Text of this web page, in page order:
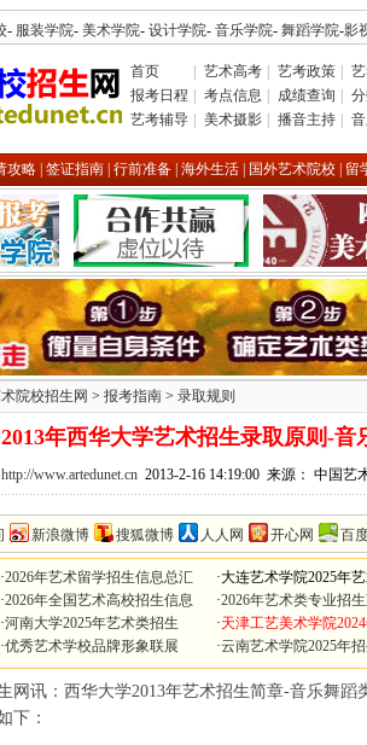
- 服装学院- 美术学院- 设计学院- 音乐学院- 舞蹈学院-影
首页 艺术高考 艺考政策
报考日程
考点信息 成绩查询
艺考辅导
美术摄影 播音主持
攻略 签证指南 行前准备 海外生活 国外艺术院校 留
院校招生网 > 报考指南 > 录取规则
2013年西华大学艺术招生录取原则-音
http://www.artedunet.cn2013-2-16 14:19:00 来源： 中国艺
新浪微博 搜狐微博 人人网 开心网 百
·2026年艺术留学招生信息总汇
·2026年全国艺术高校招生信息
·河南大学2025年艺术类招生
·优秀艺术学校品牌形象联展
·大连艺术学院2025年
·2026年艺术类专业招
·天津工艺美术学院
·云南艺术学院2025年
讯：西华大学2013年艺术招生简章-音乐舞蹈
下：